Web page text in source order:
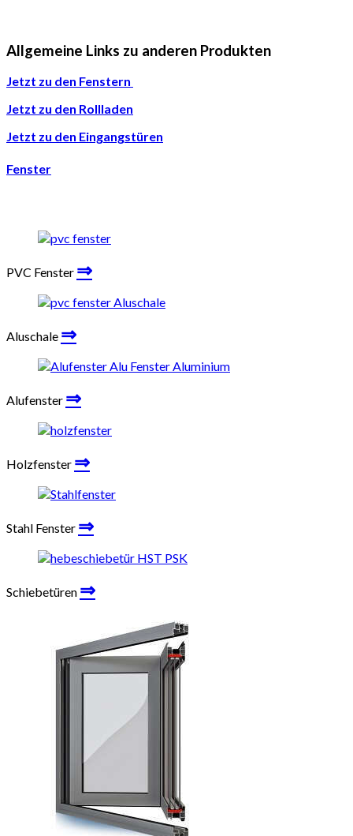
Allgemeine Links zu anderen Produkten
Jetzt zu den Fenstern
Jetzt zu den Rollladen
Jetzt zu den Eingangstüren
Fenster
PVC Fenster ⇒
Aluschale ⇒
Alufenster ⇒
Holzfenster ⇒
Stahl Fenster ⇒
Schiebetüren ⇒